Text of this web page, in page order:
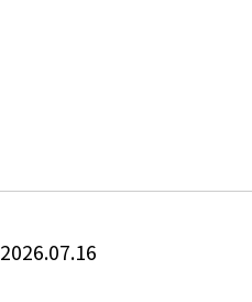
2026.07.16